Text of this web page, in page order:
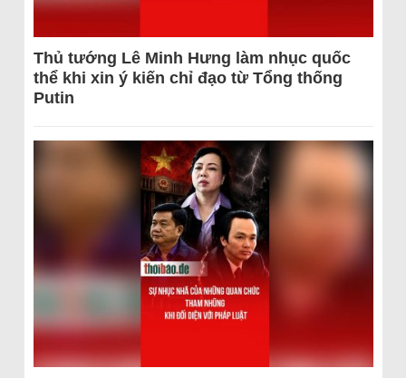
Thủ tướng Lê Minh Hưng làm nhục quốc
thể khi xin ý kiến chỉ đạo từ Tổng thống
Putin